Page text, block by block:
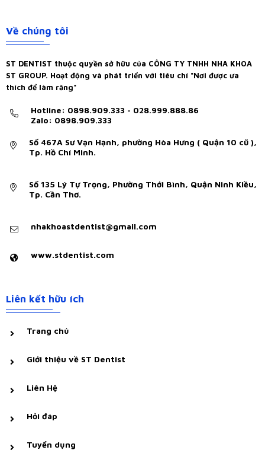
Về chúng tôi
ST DENTIST thuộc quyền sở hữu của CÔNG TY TNHH NHA KHOA
ST GROUP. Hoạt động và phát triển với tiêu chí "Nơi được ưa
thích để làm răng"
Hotline: 0898.909.333 - 028.999.888.86
Zalo: 0898.909.333
Số 467A Sư Vạn Hạnh, phường Hòa Hưng ( Quận 10 cũ ),
Tp. Hồ Chí Minh.
Số 135 Lý Tự Trọng, Phường Thới Bình, Quận Ninh Kiều,
Tp. Cần Thơ.
nhakhoastdentist@gmail.com
www.stdentist.com
Liên kết hữu ích
Trang chủ
Giới thiệu về ST Dentist
Liên Hệ
Hỏi đáp
Tuyển dụng